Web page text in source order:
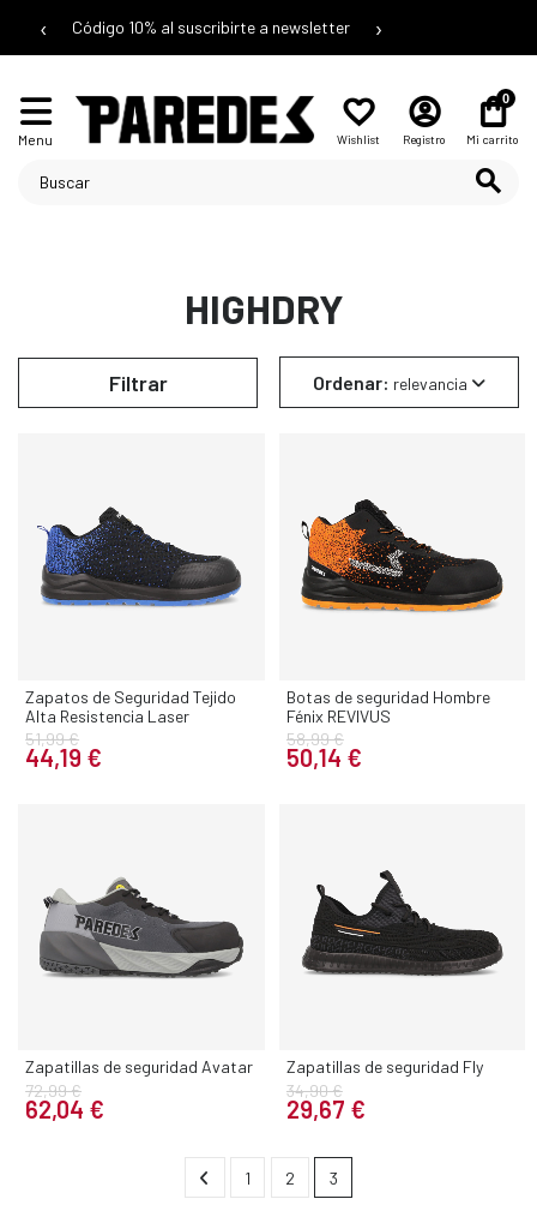
‹ Código 10% al suscribirte a newsletter ›
Menu Wishlist Registro
0
Mi carrito
HIGHDRY
Ordenar: relevancia
Filtrar
Zapatos de Seguridad Tejido
Alta Resistencia Laser
51,99 €
44,19 €
Botas de seguridad Hombre
Fénix REVIVUS
58,99 €
50,14 €
Zapatillas de seguridad Avatar
72,99 €
62,04 €
Zapatillas de seguridad Fly
34,90 €
29,67 €
1 2 3